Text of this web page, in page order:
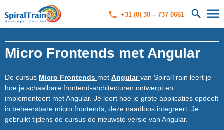
+31 (0) 30 – 737 0661
Micro Frontends met Angular
De cursus Micro Frontends met Angularvan SpiralTrain leert je
hoe je schaalbare frontend-architecturen ontwerpt en
implementeert met Angular. Je leert hoe je grote applicaties opdeelt
in beheersbare micro frontends, deze naadloos integreert. Je
gebruikt tijdens de cursus de nieuwste versie van Angular.